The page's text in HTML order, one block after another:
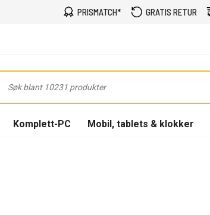
PRISMATCH* GRATIS RETUR
Komplett-PC Mobil, tablets & klokker